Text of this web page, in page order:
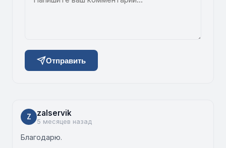
Отправить
Z zalservik
5 месяцев назад
Благодарю.